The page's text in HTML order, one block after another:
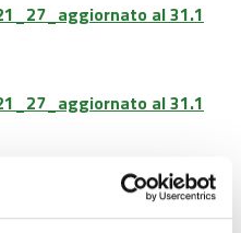
al 31.1
al 31.1
FSE+ 21-27.xl